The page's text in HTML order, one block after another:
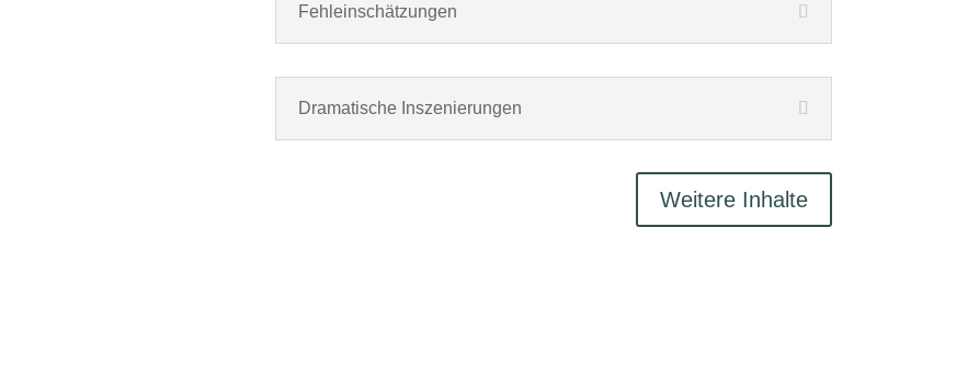
Fehleinschätzungen
Dramatische Inszenierungen
Weitere Inhalte